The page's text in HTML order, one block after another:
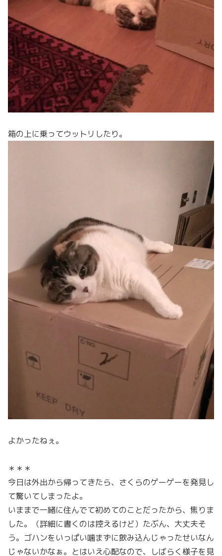
箱の上に乗ってウットリしたり。
よかったねぇ。
＊＊＊
今日は外出から帰ってきたら、さくらのゲーゲーを発見し
て驚いてしまったよ。
いままで一緒に住んでて初めてのことだったから、焦りま
した。（詳細に書くのは控えるけど）たぶん、大丈夫そ
う。ゴハンをいっぱい噛まずに飲み込んじゃったせいなん
じゃないかなぁ。とはいえ心配なので、しばらく様子を見